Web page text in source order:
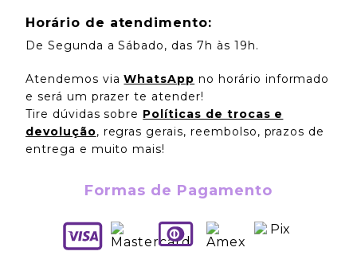
Horário de atendimento:
De Segunda a Sábado, das 7h às 19h.
Atendemos via WhatsApp no horário informado
e será um prazer te atender!
Tire dúvidas sobre Políticas de trocas e
devolução, regras gerais, reembolso, prazos de
entrega e muito mais!
Formas de Pagamento